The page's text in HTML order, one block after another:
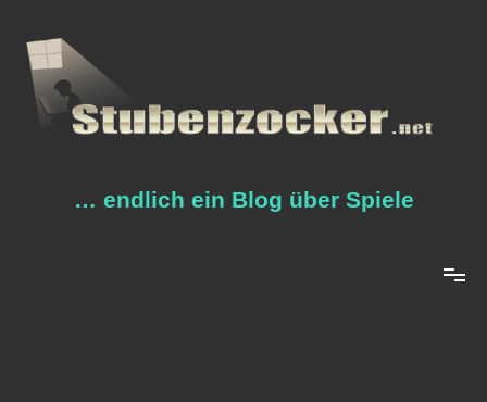
Inhalt
springen
… endlich ein Blog über Spiele